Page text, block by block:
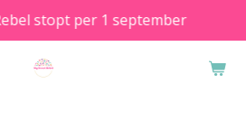
stopt per 1 september